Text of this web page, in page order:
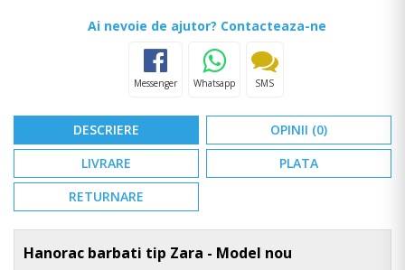
Ai nevoie de ajutor? Contacteaza-ne
Messenger Whatsapp SMS
DESCRIERE
OPINII (0)
LIVRARE
PLATA
RETURNARE
Hanorac barbati tip Zara - Model nou